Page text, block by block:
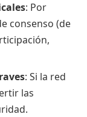
: Por
consenso (de
: Si la red
las